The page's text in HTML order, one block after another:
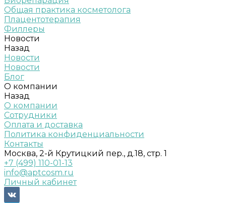
Общая практика косметолога
Плацентотерапия
Филлеры
Новости
Назад
Новости
Новости
Блог
О компании
Назад
О компании
Сотрудники
Оплата и доставка
Политика конфиденциальности
Контакты
Москва, 2-й Крутицкий пер., д.18, стр. 1
+7 (499) 110-01-13
info@aptcosm.ru
Личный кабинет